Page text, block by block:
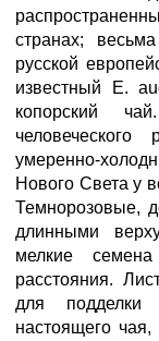
странах;
русской
известный Е.
кoпopcкий
умеренно-
Нового Света у
Темнорозовые,
длинными
мелкие
расстояния.
для
настоящего